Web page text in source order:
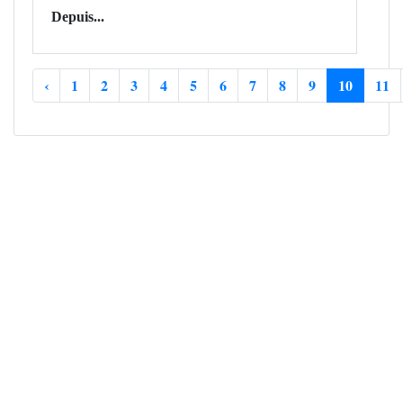
Depuis...
‹ 1 2 3 4 5 6 7 8 9 10 11